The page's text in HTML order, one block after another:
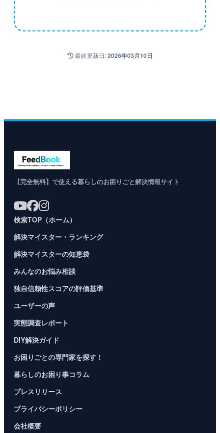
最終更新日:2026年03月10日
【完全無料】で使える暮らしのお困りごと解決情報サイト
検索TOP（ホーム）
解決マイスター・ランキング
解決マイスターの知恵袋
みんなのお悩み相談
独自信頼性スコアの評価基準
ユーザーの声
実態調査レポート
DIY解決ガイド
お困りごとの専門家を探す！
暮らしのお困り事コラム
プレスリリース
プライバシーポリシー
会社概要